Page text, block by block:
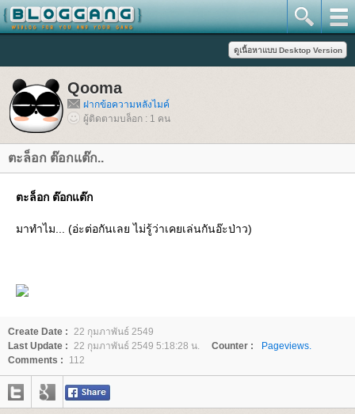
Qooma
ฝากข้อความหลังไมค์
ผู้ติดตามบล็อก : 1 คน
ตะล็อก ต๊อกแต๊ก..
ตะล็อก ต๊อกแต๊ก
มาทำไม... (อ่ะต่อกันเลย ไม่รู้ว่าเคยเล่นกันอ๊ะป่าว)
Create Date : 22 กุมภาพันธ์ 2549
Last Update : 22 กุมภาพันธ์ 2549 5:18:28 น. Counter :
Pageviews.
Comments :
112